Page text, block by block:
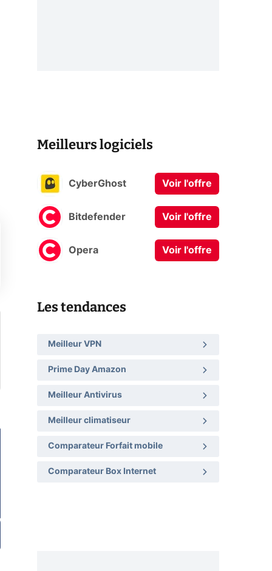
Meilleurs logiciels
CyberGhost Voir l'offre
Bitdefender Voir l'offre
Opera Voir l'offre
Les tendances
Meilleur VPN
Prime Day Amazon
Meilleur Antivirus
Meilleur climatiseur
Comparateur Forfait mobile
Comparateur Box Internet